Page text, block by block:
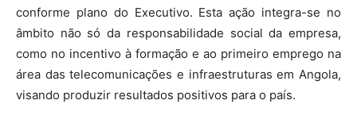
conforme plano do Executivo. Esta ação integra-se no
âmbito não só da responsabilidade social da empresa,
como no incentivo à formação e ao primeiro emprego na
área das telecomunicações e infraestruturas em Angola,
visando produzir resultados positivos para o país.